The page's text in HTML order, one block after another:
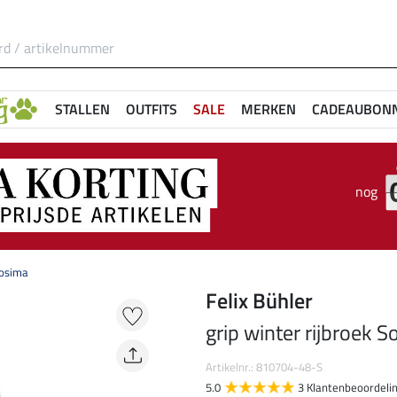
STALLEN OUTFITS SALE MERKEN
nog
Felix Bühler
grip winter rijbroek
Artikelnr.: 810704-48-S
5.0
3